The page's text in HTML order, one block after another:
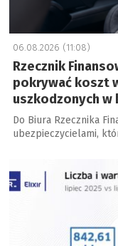
06.08.2026 (11:08)
Rzecznik
pokrywać koszt
uszkodzonych w
Do Biura Rzecznika
ubezpieczycielami,